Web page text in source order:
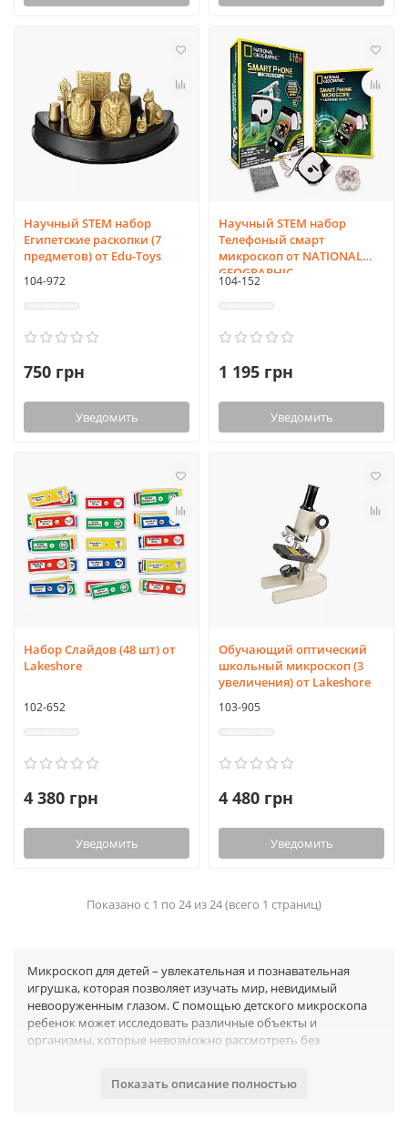
Научный STEM набор
Египетские раскопки (7
предметов) от Edu-Toys
104-972
750 грн
Уведомить
Научный STEM набор
Телефоный смарт
микроскоп от NATIONAL
GEOGRAPHIC
104-152
1 195 грн
Уведомить
Набор Слайдов (48 шт) от
Lakeshore
102-652
4 380 грн
Уведомить
Обучающий оптический
школьный микроскоп (3
увеличения) от Lakeshore
103-905
4 480 грн
Уведомить
Показано с 1 по 24 из 24 (всего 1 страниц)
Микроскоп для детей – увлекательная и познавательная
игрушка, которая позволяет изучать мир, невидимый
невооруженным глазом. С помощью детского микроскопа
ребенок может исследовать различные объекты и
организмы, которые невозможно рассмотреть без
Что можно посмотреть в детский
Показать описание полностью